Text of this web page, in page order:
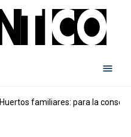
Huertos familiares: para la